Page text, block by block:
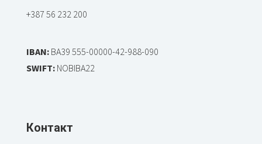
+387 56 232 200
IBAN:BA39 555-00000-42-988-090
SWIFT:NOBIBA22
Контакт